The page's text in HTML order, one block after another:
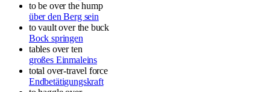
to be over the hump
über den Berg sein
to vault over the buck
Bock springen
tables over ten
großes Einmaleins
total over-travel force
Endbetätigungskraft